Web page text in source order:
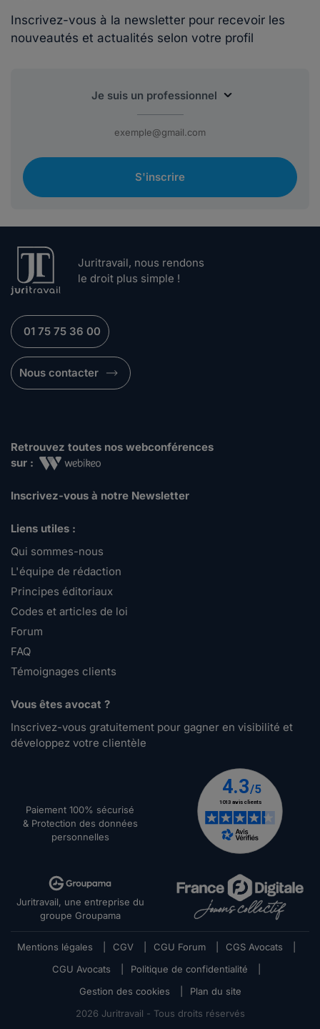
Inscrivez-vous à la newsletter pour recevoir les
nouveautés et actualités selon votre profil
S'inscrire
Juritravail, nous rendons
le droit plus simple !
01 75 75 36 00
Nous contacter
Retrouvez toutes nos webconférences
sur :
Inscrivez-vous à notre Newsletter
Liens utiles :
Qui sommes-nous
L'équipe de rédaction
Principes éditoriaux
Codes et articles de loi
Forum
FAQ
Témoignages clients
Vous êtes avocat ?
Inscrivez-vous gratuitement pour gagner en visibilité et
développez votre clientèle
Paiement 100% sécurisé
& Protection des données
personnelles
Juritravail, une entreprise du
groupe Groupama
Mentions légales CGV CGU Forum CGS Avocats
CGU Avocats
Politique de confidentialité
Gestion des cookies
Plan du site
2026 Juritravail - Tous droits réservés